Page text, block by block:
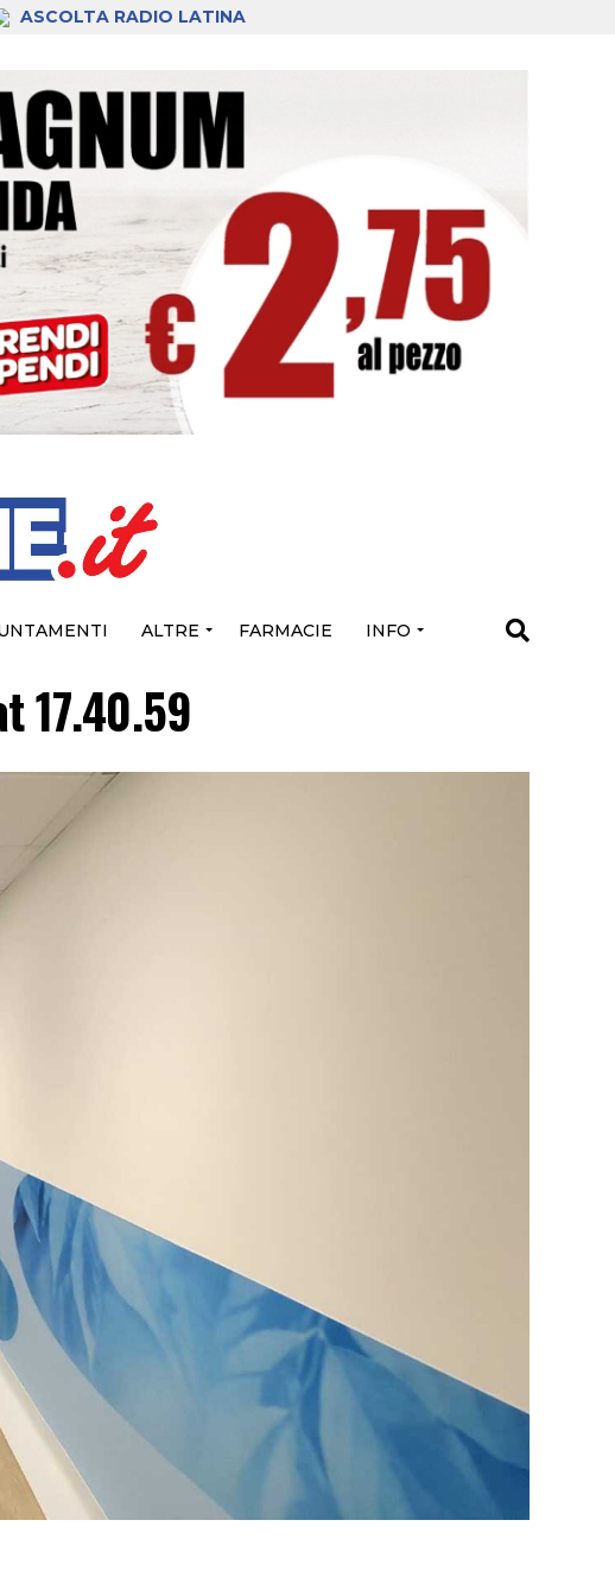
ASCOLTA RADIO LATINA
ALTRE FARMACIE INFO
17.40.59